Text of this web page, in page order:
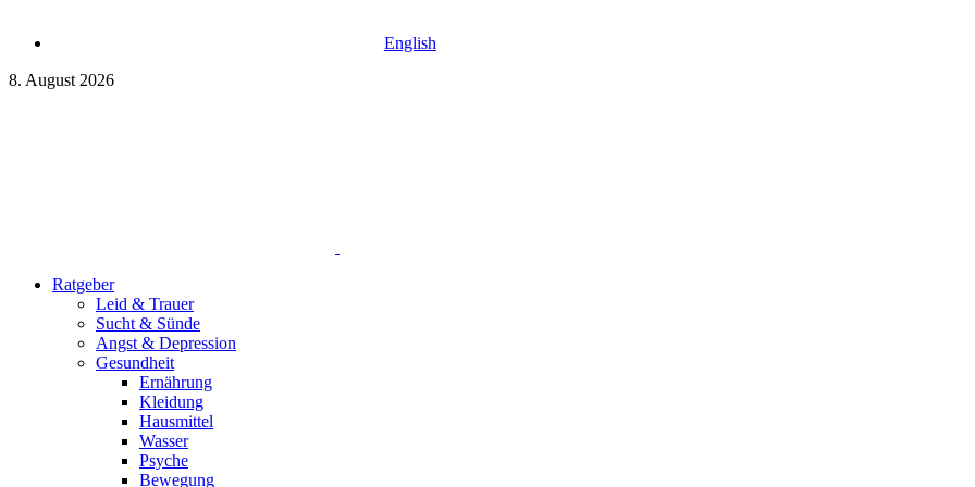
English
8. August 2026
Ratgeber
Leid & Trauer
Sucht & Sünde
Angst & Depression
Gesundheit
Ernährung
Kleidung
Hausmittel
Wasser
Psyche
Bewegung